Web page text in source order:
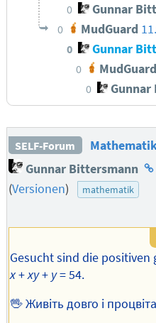
0 Gunnar
0 MudGuard
0 Gunnar
0 MudGuard
0
SELF-Forum
Gunnar Bittersmann
(Versionen) mathematik
Gesucht sind die positiven
x+xy+ y= 54.
🖖 Живіть довго і